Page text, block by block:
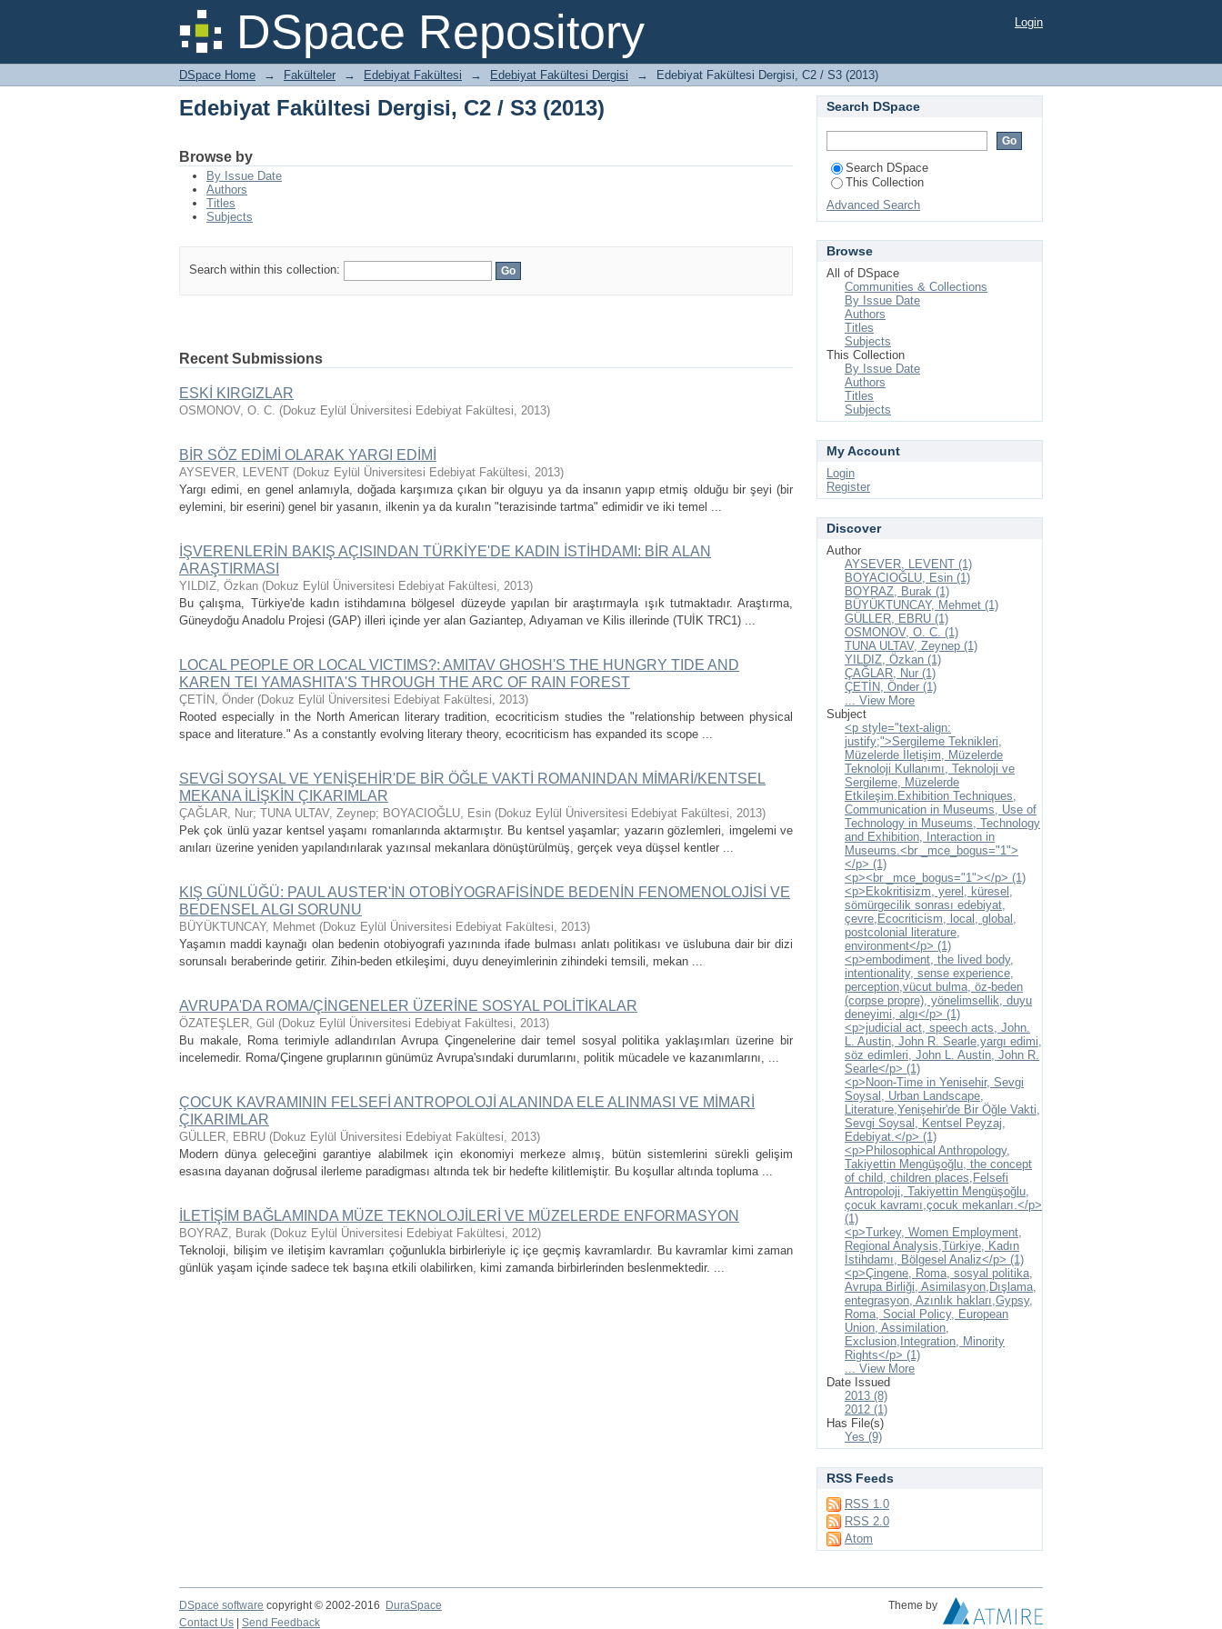
DSpace Repository
Edebiyat Fakültesi Dergisi, C2 / S3 (2013) Login
DSpace Home → Fakülteler → Edebiyat Fakültesi → Edebiyat Fakültesi Dergisi → Edebiyat Fakültesi Dergisi, C2 / S3 (2013)
Edebiyat Fakültesi Dergisi, C2 / S3 (2013)
Browse by
By Issue Date
Authors
Titles
Subjects
Search within this collection:
Recent Submissions
ESKİ KIRGIZLAR
OSMONOV, O. C. (Dokuz Eylül Üniversitesi Edebiyat Fakültesi, 2013)
BİR SÖZ EDİMİ OLARAK YARGI EDİMİ
AYSEVER, LEVENT (Dokuz Eylül Üniversitesi Edebiyat Fakültesi, 2013)
Yargı edimi, en genel anlamıyla, doğada karşımıza çıkan bir olguyu ya da insanın yapıp etmiş olduğu bir şeyi (bir
eylemini, bir eserini) genel bir yasanın, ilkenin ya da kuralın "terazisinde tartma" edimidir ve iki temel ...
İŞVERENLERİN BAKIŞ AÇISINDAN TÜRKİYE'DE KADIN İSTİHDAMI: BİR ALAN
ARAŞTIRMASI
YILDIZ, Özkan (Dokuz Eylül Üniversitesi Edebiyat Fakültesi, 2013)
Bu çalışma, Türkiye'de kadın istihdamına bölgesel düzeyde yapılan bir araştırmayla ışık tutmaktadır. Araştırma,
Güneydoğu Anadolu Projesi (GAP) illeri içinde yer alan Gaziantep, Adıyaman ve Kilis illerinde (TUİK TRC1) ...
LOCAL PEOPLE OR LOCAL VICTIMS?: AMITAV GHOSH'S THE HUNGRY TIDE AND
KAREN TEI YAMASHITA'S THROUGH THE ARC OF RAIN FOREST
ÇETİN, Önder (Dokuz Eylül Üniversitesi Edebiyat Fakültesi, 2013)
Rooted especially in the North American literary tradition, ecocriticism studies the "relationship between physical
space and literature." As a constantly evolving literary theory, ecocriticism has expanded its scope ...
SEVGİ SOYSAL VE YENİŞEHİR'DE BİR ÖĞLE VAKTİ ROMANINDAN MİMARİ/KENTSEL
MEKANA İLİŞKİN ÇIKARIMLAR
ÇAĞLAR, Nur; TUNA ULTAV, Zeynep; BOYACIOĞLU, Esin (Dokuz Eylül Üniversitesi Edebiyat Fakültesi, 2013)
Pek çok ünlü yazar kentsel yaşamı romanlarında aktarmıştır. Bu kentsel yaşamlar; yazarın gözlemleri, imgelemi ve
anıları üzerine yeniden yapılandırılarak yazınsal mekanlara dönüştürülmüş, gerçek veya düşsel kentler ...
KIŞ GÜNLÜĞÜ: PAUL AUSTER'İN OTOBİYOGRAFİSİNDE BEDENİN FENOMENOLOJİSİ VE
BEDENSEL ALGI SORUNU
BÜYÜKTUNCAY, Mehmet (Dokuz Eylül Üniversitesi Edebiyat Fakültesi, 2013)
Yaşamın maddi kaynağı olan bedenin otobiyografi yazınında ifade bulması anlatı politikası ve üslubuna dair bir dizi
sorunsalı beraberinde getirir. Zihin-beden etkileşimi, duyu deneyimlerinin zihindeki temsili, mekan ...
AVRUPA'DA ROMA/ÇİNGENELER ÜZERİNE SOSYAL POLİTİKALAR
ÖZATEŞLER, Gül (Dokuz Eylül Üniversitesi Edebiyat Fakültesi, 2013)
Bu makale, Roma terimiyle adlandırılan Avrupa Çingenelerine dair temel sosyal politika yaklaşımları üzerine bir
incelemedir. Roma/Çingene gruplarının günümüz Avrupa'sındaki durumlarını, politik mücadele ve kazanımlarını, ...
ÇOCUK KAVRAMININ FELSEFİ ANTROPOLOJİ ALANINDA ELE ALINMASI VE MİMARİ
ÇIKARIMLAR
GÜLLER, EBRU (Dokuz Eylül Üniversitesi Edebiyat Fakültesi, 2013)
Modern dünya geleceğini garantiye alabilmek için ekonomiyi merkeze almış, bütün sistemlerini sürekli gelişim
esasına dayanan doğrusal ilerleme paradigması altında tek bir hedefte kilitlemiştir. Bu koşullar altında topluma ...
İLETİŞİM BAĞLAMINDA MÜZE TEKNOLOJİLERİ VE MÜZELERDE ENFORMASYON
BOYRAZ, Burak (Dokuz Eylül Üniversitesi Edebiyat Fakültesi, 2012)
Teknoloji, bilişim ve iletişim kavramları çoğunlukla birbirleriyle iç içe geçmiş kavramlardır. Bu kavramlar kimi zaman
günlük yaşam içinde sadece tek başına etkili olabilirken, kimi zamanda birbirlerinden beslenmektedir. ...
Search DSpace
Search DSpace
This Collection
Advanced Search
Browse
All of DSpace
Communities & Collections
By Issue Date
Authors
Titles
Subjects
This Collection
By Issue Date
Authors
Titles
Subjects
My Account
Login
Register
Discover
Author
AYSEVER, LEVENT (1)
BOYACIOĞLU, Esin (1)
BOYRAZ, Burak (1)
BÜYÜKTUNCAY, Mehmet (1)
GÜLLER, EBRU (1)
OSMONOV, O. C. (1)
TUNA ULTAV, Zeynep (1)
YILDIZ, Özkan (1)
ÇAĞLAR, Nur (1)
ÇETİN, Önder (1)
... View More
Subject
<p style="text-align:
justify;">Sergileme Teknikleri,
Müzelerde İletişim, Müzelerde
Teknoloji Kullanımı, Teknoloji ve
Sergileme, Müzelerde
Etkileşim.Exhibition Techniques,
Communication in Museums, Use of
Technology in Museums, Technology
and Exhibition, Interaction in
Museums.<br _mce_bogus="1">
</p> (1)
<p><br _mce_bogus="1"></p> (1)
<p>Ekokritisizm, yerel, küresel,
sömürgecilik sonrası edebiyat,
çevre,Ecocriticism, local, global,
postcolonial literature,
environment</p> (1)
<p>embodiment, the lived body,
intentionality, sense experience,
perception,vücut bulma, öz-beden
(corpse propre), yönelimsellik, duyu
deneyimi, algı</p> (1)
<p>judicial act, speech acts, John.
L. Austin, John R. Searle,yargı edimi,
söz edimleri, John L. Austin, John R.
Searle</p> (1)
<p>Noon-Time in Yenisehir, Sevgi
Soysal, Urban Landscape,
Literature,Yenişehir'de Bir Öğle Vakti,
Sevgi Soysal, Kentsel Peyzaj,
Edebiyat.</p> (1)
<p>Philosophical Anthropology,
Takiyettin Mengüşoğlu, the concept
of child, children places,Felsefi
Antropoloji, Takiyettin Mengüşoğlu,
çocuk kavramı,çocuk mekanları.</p>
(1)
<p>Turkey, Women Employment,
Regional Analysis,Türkiye, Kadın
İstihdamı, Bölgesel Analiz</p> (1)
<p>Çingene, Roma, sosyal politika,
Avrupa Birliği, Asimilasyon,Dışlama,
entegrasyon, Azınlık hakları,Gypsy,
Roma, Social Policy, European
Union, Assimilation,
Exclusion,Integration, Minority
Rights</p> (1)
... View More
Date Issued
2013 (8)
2012 (1)
Has File(s)
Yes (9)
RSS Feeds
RSS 1.0
RSS 2.0
Atom
DSpace software copyright © 2002-2016 DuraSpace
Theme by
Contact Us
Send Feedback